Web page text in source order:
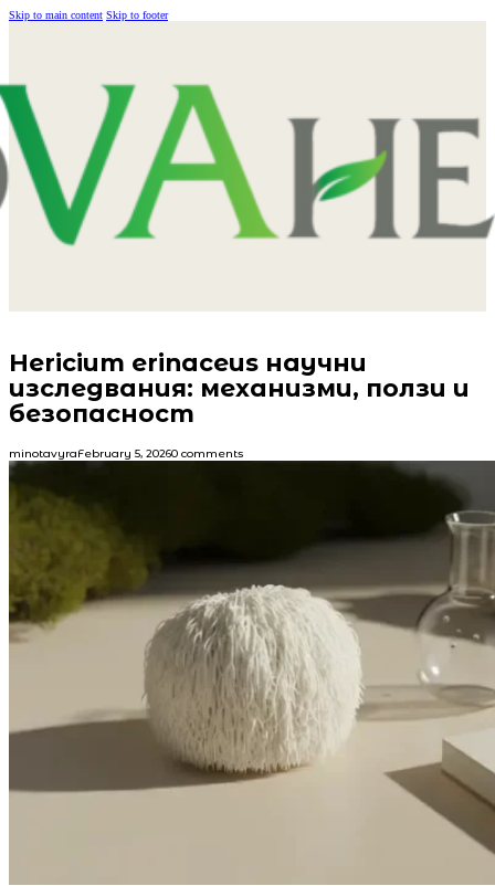
Skip to main content Skip to footer
Hericium erinaceus научни
изследвания: механизми, ползи и
безопасност
minotavyraFebruary 5, 20260 comments